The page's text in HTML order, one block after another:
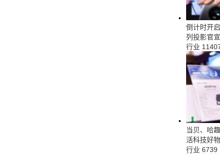
倒计时开
列投影官
行业
当贝、哈
活科技好
行业 6739